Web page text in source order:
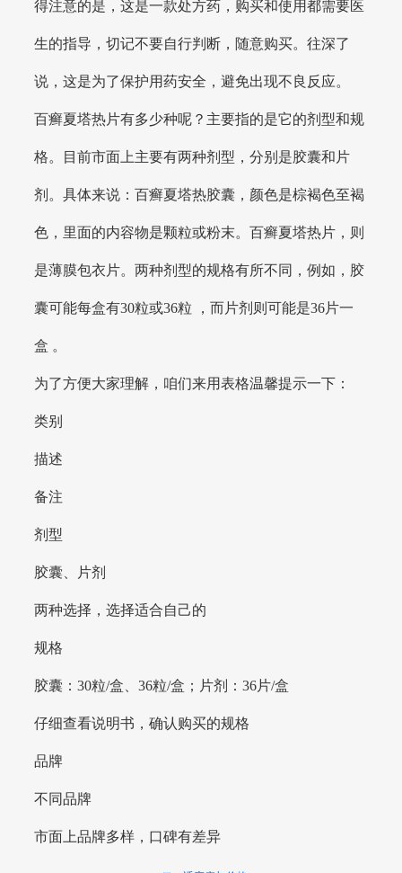
得注意的是，这是一款处方药，购买和使用都需要医
生的指导，切记不要自行判断，随意购买。往深了
说，这是为了保护用药安全，避免出现不良反应。
百癣夏塔热片有多少种呢？主要指的是它的剂型和规
格。目前市面上主要有两种剂型，分别是胶囊和片
剂。具体来说：百癣夏塔热胶囊，颜色是棕褐色至褐
色，里面的内容物是颗粒或粉末。百癣夏塔热片，则
是薄膜包衣片。两种剂型的规格有所不同，例如，胶
囊可能每盒有30粒或36粒 ，而片剂则可能是36片一
盒 。
为了方便大家理解，咱们来用表格温馨提示一下：
类别
描述
备注
剂型
胶囊、片剂
两种选择，选择适合自己的
规格
胶囊：30粒/盒、36粒/盒；片剂：36片/盒
仔细查看说明书，确认购买的规格
品牌
不同品牌
市面上品牌多样，口碑有差异